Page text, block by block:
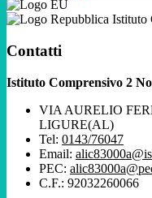
Istituto
Contatti
Istituto Comprensivo 2
VIA AURELIO
LIGURE(AL)
Tel: 0143/76047
Email:
PEC:
C.F.: 92032260066